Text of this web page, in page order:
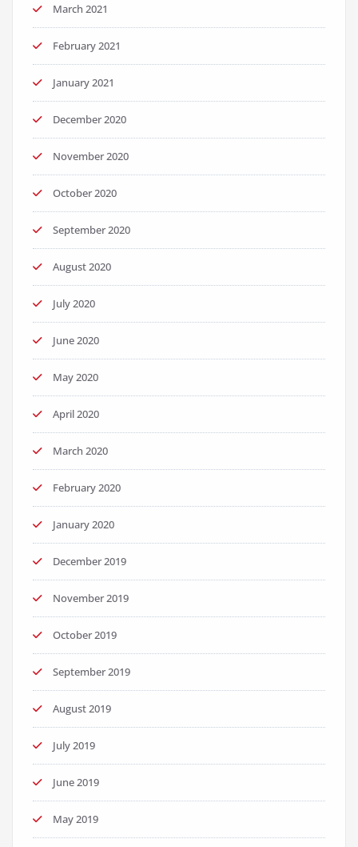
March 2021
February 2021
January 2021
December 2020
November 2020
October 2020
September 2020
August 2020
July 2020
June 2020
May 2020
April 2020
March 2020
February 2020
January 2020
December 2019
November 2019
October 2019
September 2019
August 2019
July 2019
June 2019
May 2019